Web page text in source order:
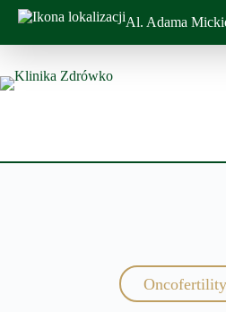
Al. Adama
Oncofertility